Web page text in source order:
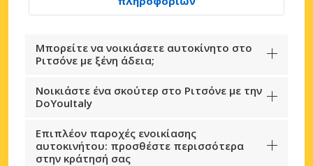
Μπορείτε να νοικιάσετε αυτοκίνητο στο
Ριτσόνε με ξένη άδεια;
Νοικιάστε ένα σκούτερ στο Ριτσόνε με την
DoYouItaly
Επιπλέον παροχές ενοικίασης
αυτοκινήτου: προσθέστε περισσότερα
στην κράτησή σας